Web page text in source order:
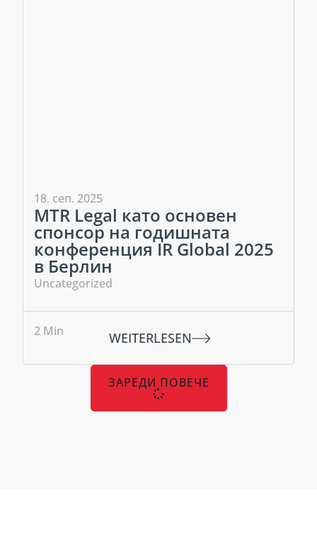
18. сеп. 2025
MTR Legal като основен
спонсор на годишната
конференция IR Global 2025
в Берлин
Uncategorized
2 Min WEITERLESEN
ЗАРЕДИ ПОВЕЧЕ